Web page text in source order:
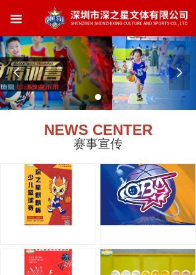
넳 넲
끀
首页
公司简介
环境展示
赛事宣传
联系我们NEWS CENTER
赛事宣传